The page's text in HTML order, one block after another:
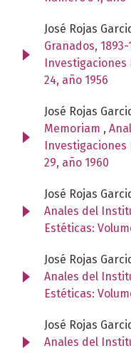
José Rojas
Granados, 1893-
Investigaciones
24, año 1956
José Rojas
Memoriam ,
Investigaciones
29, año 1960
José Rojas
Anales del
Estéticas:
José Rojas
Anales del
Estéticas:
José Rojas
Anales del